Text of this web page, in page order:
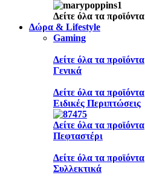
Δείτε όλα τα προϊόντα
Δώρα & Lifestyle
Gaming
Δείτε όλα τα προϊόντα
Γενικά
Δείτε όλα τα προϊόντα
Ειδικές Περιπτώσεις
Δείτε όλα τα προϊόντα
Πεφταστέρι
Δείτε όλα τα προϊόντα
Συλλεκτικά